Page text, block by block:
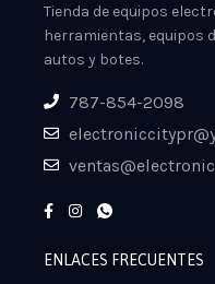
Tienda de equipos
herramientas, equipos
autos y botes.
787-854-2098
ENLACES FRECUENTES